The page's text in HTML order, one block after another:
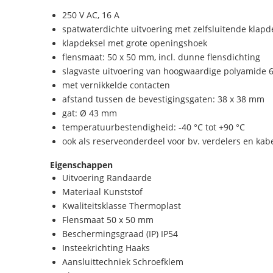
250 V AC, 16 A
spatwaterdichte uitvoering met zelfsluitende
klapdeksel met grote openingshoek
flensmaat: 50 x 50 mm, incl. dunne flensdichting
slagvaste uitvoering van hoogwaardige polyamide 6
met vernikkelde contacten
afstand tussen de bevestigingsgaten: 38 x 38 mm
gat: Ø 43 mm
temperatuurbestendigheid: -40 °C tot +90 °C
ook als reserveonderdeel voor bv. verdelers en
Eigenschappen
Uitvoering Randaarde
Materiaal Kunststof
Kwaliteitsklasse Thermoplast
Flensmaat 50 x 50 mm
Beschermingsgraad (IP) IP54
Insteekrichting Haaks
Aansluittechniek Schroefklem